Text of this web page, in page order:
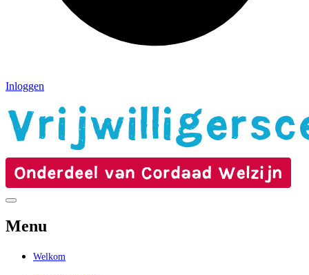
Inloggen
Menu
Welkom